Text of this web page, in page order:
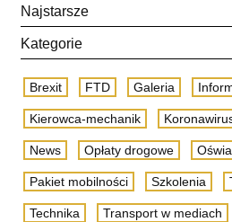
Najstarsze
Kategorie
Brexit FTD Galeria
Kierowca-mechanik
News Opłaty drogowe
Pakiet mobilności Szkolenia
Technika Transport w mediach